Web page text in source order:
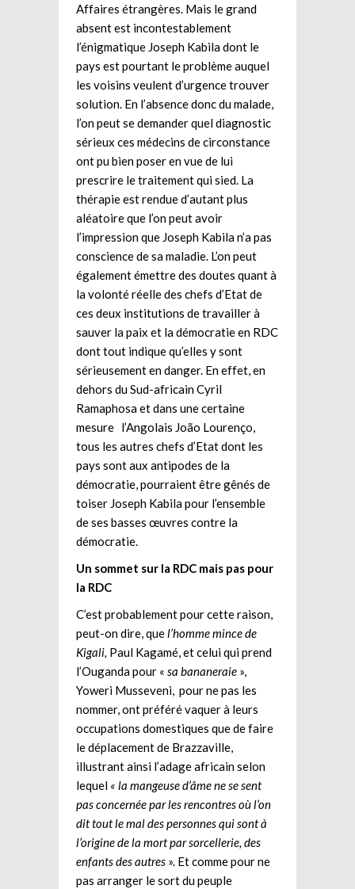
Affaires étrangères. Mais le grand
absent est incontestablement
l’énigmatique Joseph Kabila dont le
pays est pourtant le problème auquel
les voisins veulent d’urgence trouver
solution. En l’absence donc du malade,
l’on peut se demander quel diagnostic
sérieux ces médecins de circonstance
ont pu bien poser en vue de lui
prescrire le traitement qui sied. La
thérapie est rendue d’autant plus
aléatoire que l’on peut avoir
l’impression que Joseph Kabila n’a pas
conscience de sa maladie. L’on peut
également émettre des doutes quant à
la volonté réelle des chefs d’Etat de
ces deux institutions de travailler à
sauver la paix et la démocratie en RDC
dont tout indique qu’elles y sont
sérieusement en danger. En effet, en
dehors du Sud-africain Cyril
Ramaphosa et dans une certaine
mesure l’Angolais João Lourenço,
tous les autres chefs d’Etat dont les
pays sont aux antipodes de la
démocratie, pourraient être gênés de
toiser Joseph Kabila pour l’ensemble
de ses basses œuvres contre la
démocratie.
Un sommet sur la RDC mais pas pour
la RDC
C’est probablement pour cette raison,
peut-on dire, que l’homme mince de
Kigali, Paul Kagamé, et celui qui prend
l’Ouganda pour « sa bananeraie »,
Yoweri Musseveni, pour ne pas les
nommer, ont préféré vaquer à leurs
occupations domestiques que de faire
le déplacement de Brazzaville,
illustrant ainsi l’adage africain selon
lequel « la mangeuse d’âme ne se sent
pas concernée par les rencontres où l’on
dit tout le mal des personnes qui sont à
l’origine de la mort par sorcellerie, des
enfants des autres ». Et comme pour ne
pas arranger le sort du peuple